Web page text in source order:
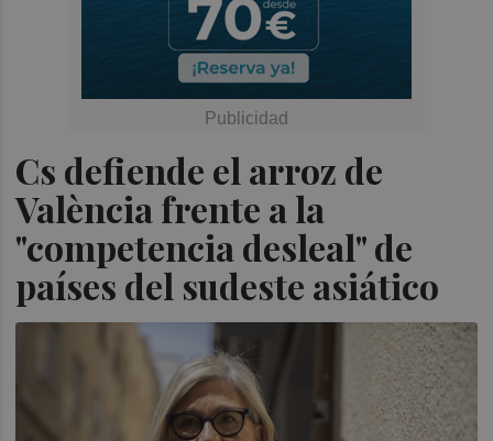
Cs defiende el arroz de
València frente a la
"competencia desleal" de
países del sudeste asiático